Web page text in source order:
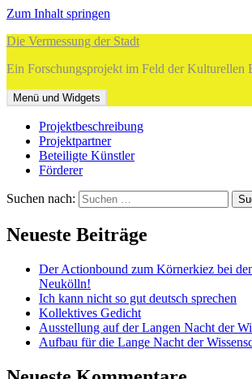
Zum Inhalt springen
Die Vermessung der Stadt
Ein Forschungsprojekt im Feld der Kulturellen
Menü und Widgets
Projektbeschreibung
Projektpartner
Beteiligte Künstler
Förderer
Suchen nach:
Neueste Beiträge
Der Actionbound zum Körnerkiez bei
Neukölln!
Ich kann nicht so gut deutsch sprechen
Kollektives Gedicht
Ausstellung auf der Langen Nacht der
Aufbau für die Lange Nacht der